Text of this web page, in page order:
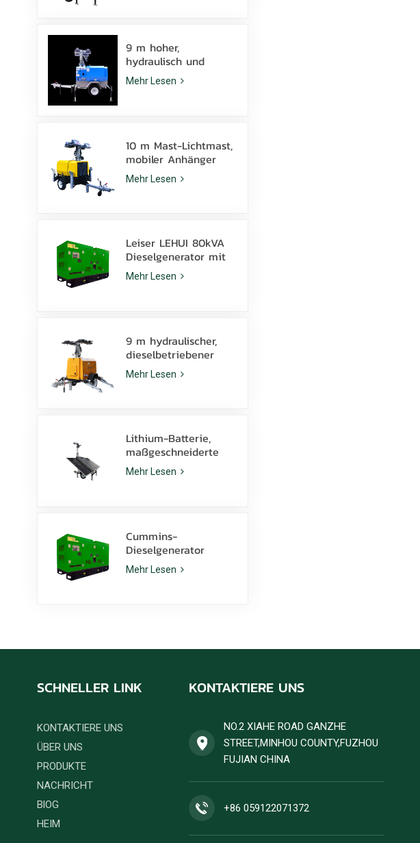
9 m hoher,
hydraulisch und
manuell
höhenverstellbarer
Mehr Lesen
10 m Mast-Lichtmast,
mobiler Anhänger
KLT-10000V,
Überwachung
Mehr Lesen
Leiser LEHUI 80kVA
Dieselgenerator mit
Cummins 4Bta3.9-G11
Motor für den
Mehr Lesen
9 m hydraulischer,
dieselbetriebener
mobiler Lichtmast
mit 350 W LED-
Mehr Lesen
Lithium-Batterie,
maßgeschneiderte
Solar-Lichtmast 600
W LED-Lampen mit
Mehr Lesen
Cummins-
Dieselgenerator
6ZTAA13-G2 mit einer
Nennleistung von 425
Mehr Lesen
SCHNELLER LINK
KONTAKTIERE UNS
ÜBER UNS
PRODUKTE
NACHRICHT
BlOG
HEIM
KONTAKTIERE UNS
NO.2 XIAHE ROAD GANZHE
STREET,MINHOU COUNTY,FUZHOU
FUJIAN CHINA
+86 059122071372